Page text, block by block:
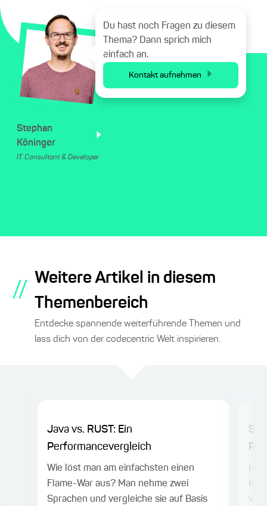
Stephan
Köninger
IT Consultant & Developer
Du hast noch Fragen zu diesem
Thema? Dann sprich mich
einfach an.
Kontakt aufnehmen
//
Weitere Artikel in diesem
Themenbereich
Entdecke spannende weiterführende Themen und
lass dich von der codecentric Welt inspirieren.
Java vs. RUST: Ein
Performancevergleich
Wie löst man am einfachsten einen
Flame-War aus? Man nehme zwei
Sprachen und vergleiche sie auf Basis